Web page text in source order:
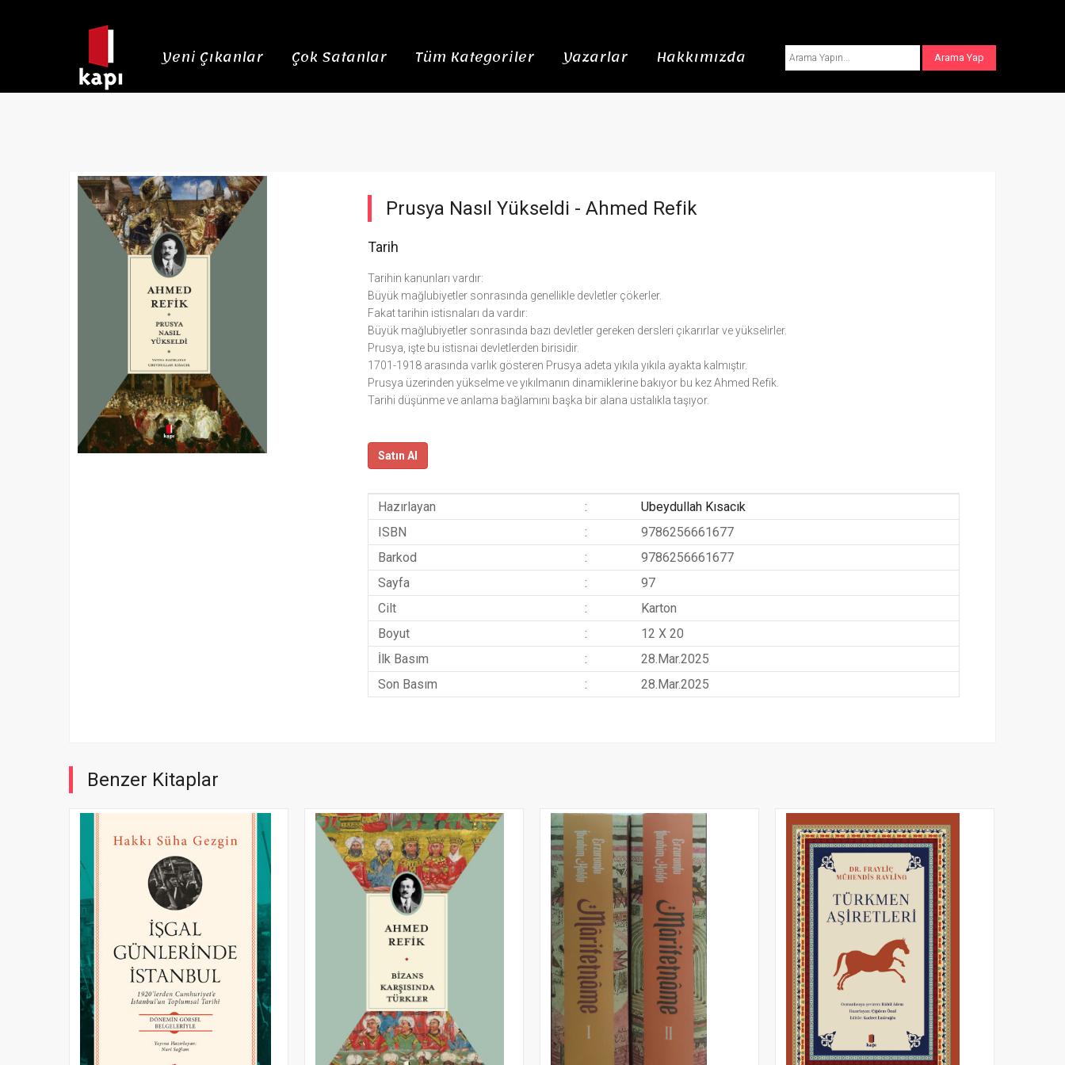
Yeni Çıkanlar Çok Satanlar Tüm Kategoriler Yazarlar Hakkımızda
Prusya Nasıl Yükseldi - Ahmed Refik
Tarih
Tarihin kanunları vardır:
Büyük mağlubiyetler sonrasında genellikle devletler çökerler.
Fakat tarihin istisnaları da vardır:
Büyük mağlubiyetler sonrasında bazı devletler gereken dersleri çıkarırlar ve yükselirler.
Prusya, işte bu istisnai devletlerden birisidir.
1701-1918 arasında varlık gösteren Prusya adeta yıkıla yıkıla ayakta kalmıştır.
Prusya üzerinden yükselme ve yıkılmanın dinamiklerine bakıyor bu kez Ahmed Refik.
Tarihi düşünme ve anlama bağlamını başka bir alana ustalıkla taşıyor.
Satın Al
Hazırlayan :
Ubeydullah Kısacık
ISBN
:
9786256661677
Barkod
:
9786256661677
Sayfa
:
97
Cilt
:
Karton
Boyut
:
12 X 20
İlk Basım
:
28.Mar.2025
Son Basım
: 28.Mar.2025
Benzer Kitaplar